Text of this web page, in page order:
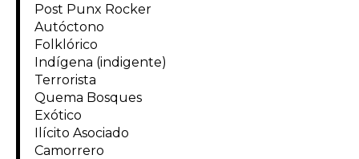
Post Punx Rocker
Autóctono
Folklórico
Indígena (indigente)
Terrorista
Quema Bosques
Exótico
Ilícito Asociado
Camorrero